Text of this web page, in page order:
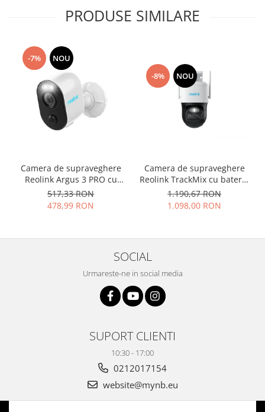
PRODUSE SIMILARE
-7% NOU
Camera de supraveghere
Reolink Argus 3 PRO cu
inteligenta artificiala,
detectare Persoana/Vehicul
baterie reincarcabila,
517,33 RON
478,99 RON
-8% NOU
Camera de supraveghere
Reolink TrackMix cu baterie
reincarcabila, WIFI, , 4MP,
auto zoom tracking,
detectare persoana/vehicul,
1.190,67 RON
1.098,00 RON
SOCIAL
Urmareste-ne in social media
SUPORT CLIENTI
10:30 - 17:00
0212017154
website@mynb.eu